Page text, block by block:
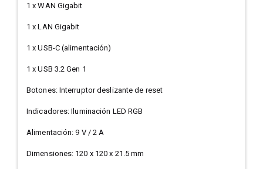
1 x WAN Gigabit
1 x LAN Gigabit
1 x USB-C (alimentación)
1 x USB 3.2 Gen 1
Botones: Interruptor deslizante de reset
Indicadores: Iluminación LED RGB
Alimentación: 9 V / 2 A
Dimensiones: 120 x 120 x 21.5 mm